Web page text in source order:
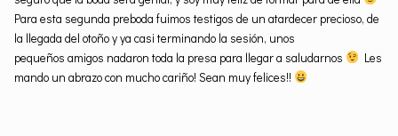
Para esta segunda preboda fuimos testigos de un atardecer precioso, de
la llegada del otoño y ya casi terminando la sesión, unos
pequeños amigos nadaron toda la presa para llegar a saludarnos
Les
mando un abrazo con mucho cariño! Sean muy felices!!